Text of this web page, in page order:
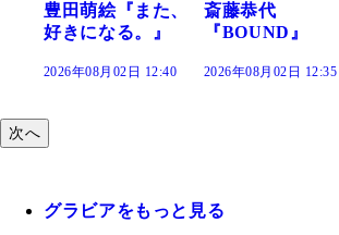
豊田萌絵『また、
好きになる。』
2026年08月02日 12:40
斎藤恭代
『BOUND』
2026年08月02日 12:35
次へ
グラビアをもっと見る